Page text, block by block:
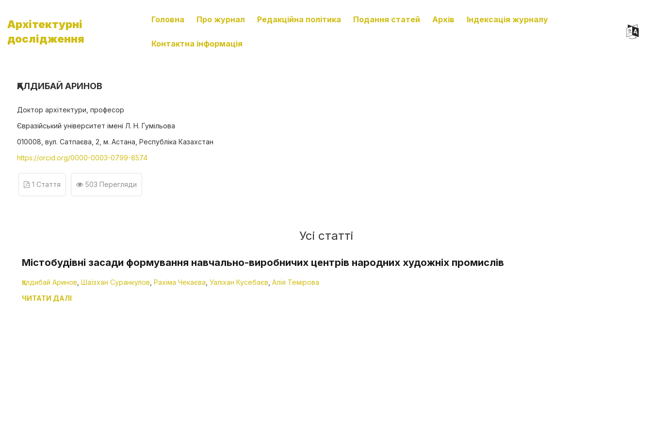
Архітектурні
дослідження
Головна Про журнал Редакційна політика Подання статей Архів Індексація журналу
Контактна інформація
ҚАЛДИБАЙ АРИНОВ
Доктор архітектури, професор
Євразійський університет імені Л. Н. Гумільова
010008, вул. Сатпаєва, 2, м. Астана, Республіка Казахстан
https://orcid.org/0000-0003-0799-8574
1 Стаття 503 Перегляди
Усі статті
Містобудівні засади формування навчально-виробничих центрів народних художніх промислів
Қалдибай Аринов Шаїзхан Суранкулов Рахіма Чекаєва Уаліхан Кусебаєв Алія Темірова
ЧИТАТИ ДАЛІ